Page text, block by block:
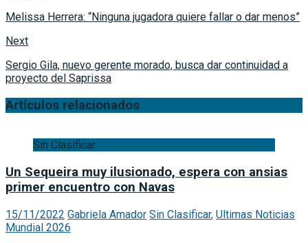
Melissa Herrera: “Ninguna jugadora quiere fallar o dar menos”
Next
Sergio Gila, nuevo gerente morado, busca dar continuidad a
proyecto del Saprissa
Artículos relacionados
Sin Clasificar
Un Sequeira muy ilusionado, espera con ansias
primer encuentro con Navas
15/11/2022 Gabriela Amador Sin Clasificar, Ultimas Noticias
Mundial 2026